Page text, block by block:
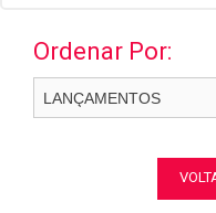
Ordenar Por: